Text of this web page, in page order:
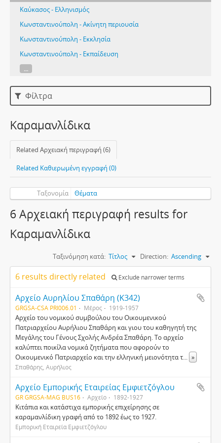
Καύκασος - Ελληνισμός
Κωνσταντινούπολη - Ακίνητη περιουσία
Κωνσταντινούπολη - Εκκλησία
Κωνσταντινούπολη - Εκπαίδευση
...
Φίλτρα
Καραμανλίδικα
Related Αρχειακή περιγραφή (6)
Related Καθιερωμένη εγγραφή (0)
Ταξονομία Θέματα
6 Αρχειακή περιγραφή results for
Καραμανλίδικα
Ταξινόμηση κατά: Τίτλος Direction: Ascending
6 results directly related Exclude narrower terms
Αρχείο Αυρηλίου Σπαθάρη (Κ342)
GRGSA-CSA PRI006.01 Μέρος 1919-1957
Αρχείο του νομικού συμβούλου του Οικουμενικού
Πατριαρχείου Αυρήλιου Σπαθάρη και γιου του καθηγητή της
Μεγάλης του Γένους Σχολής Ανδρέα Σπαθάρη. Το αρχείο
καλύπτει ποικίλα νομικά ζητήματα που αφορούν το
Οικουμενικό Πατριαρχείο και την ελληνική μειονότητα τ... »
Σπαθάρης, Αυρήλιος
Αρχείο Εμπορικής Εταιρείας Εμφιετζόγλου
GR GRGSA-MAG BUS16 Αρχείο 1892-1927
Κιτάπια και κατάστιχα εμπορικής επιχείρησης σε
καραμανλίδικη γραφή από το 1892 έως το 1927.
Εμπορική Εταιρεία Εμφιετζόγλου